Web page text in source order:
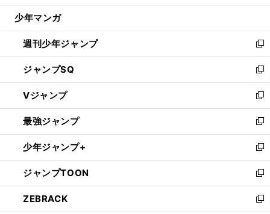
ウ
開
く
少年マンガ
週刊少年ジャンプ
新
し
い
ウ
ィ
ン
ド
ウ
で
開
く
ジャンプSQ
新
し
い
ウ
ィ
ン
ド
ウ
で
開
く
Vジャンプ
新
し
い
ウ
ィ
ン
ド
ウ
で
開
最強ジャンプ
新
し
い
ウ
ィ
ン
ド
少年ジャンプ+
新
し
い
ウ
ィ
ジャンプTOON
新
し
い
ZEBRACK
新